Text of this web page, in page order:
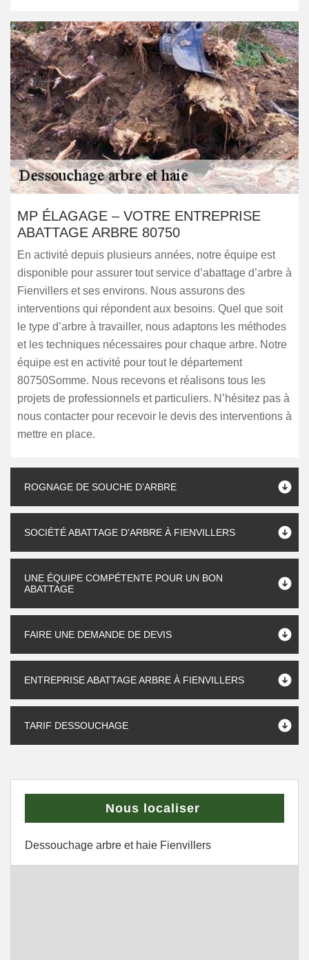
MP ÉLAGAGE – VOTRE ENTREPRISE
ABATTAGE ARBRE 80750
En activité depuis plusieurs années, notre équipe est
disponible pour assurer tout service d’abattage d’arbre à
Fienvillers et ses environs. Nous assurons des
interventions qui répondent aux besoins. Quel que soit
le type d’arbre à travailler, nous adaptons les méthodes
et les techniques nécessaires pour chaque arbre. Notre
équipe est en activité pour tout le département
80750Somme. Nous recevons et réalisons tous les
projets de professionnels et particuliers. N’hésitez pas à
nous contacter pour recevoir le devis des interventions à
mettre en place.
ROGNAGE DE SOUCHE D’ARBRE
SOCIÉTÉ ABATTAGE D'ARBRE À FIENVILLERS
UNE ÉQUIPE COMPÉTENTE POUR UN BON
ABATTAGE
FAIRE UNE DEMANDE DE DEVIS
ENTREPRISE ABATTAGE ARBRE À FIENVILLERS
TARIF DESSOUCHAGE
Nous localiser
Dessouchage arbre et haie Fienvillers